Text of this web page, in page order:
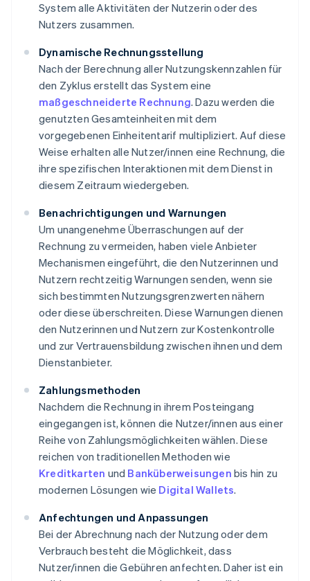
System alle Aktivitäten der Nutzerin oder des
Nutzers zusammen.
Dynamische Rechnungsstellung
Nach der Berechnung aller Nutzungskennzahlen für
den Zyklus erstellt das System eine
maßgeschneiderte Rechnung. Dazu werden die
genutzten Gesamteinheiten mit dem
vorgegebenen Einheitentarif multipliziert. Auf diese
Weise erhalten alle Nutzer/innen eine Rechnung, die
ihre spezifischen Interaktionen mit dem Dienst in
diesem Zeitraum wiedergeben.
Benachrichtigungen und Warnungen
Um unangenehme Überraschungen auf der
Rechnung zu vermeiden, haben viele Anbieter
Mechanismen eingeführt, die den Nutzerinnen und
Nutzern rechtzeitig Warnungen senden, wenn sie
sich bestimmten Nutzungsgrenzwerten nähern
oder diese überschreiten. Diese Warnungen dienen
den Nutzerinnen und Nutzern zur Kostenkontrolle
und zur Vertrauensbildung zwischen ihnen und dem
Dienstanbieter.
Zahlungsmethoden
Nachdem die Rechnung in ihrem Posteingang
eingegangen ist, können die Nutzer/innen aus einer
Reihe von Zahlungsmöglichkeiten wählen. Diese
reichen von traditionellen Methoden wie
Kreditkarten und Banküberweisungen bis hin zu
modernen Lösungen wie Digital Wallets.
Anfechtungen und Anpassungen
Bei der Abrechnung nach der Nutzung oder dem
Verbrauch besteht die Möglichkeit, dass
Nutzer/innen die Gebühren anfechten. Daher ist ein